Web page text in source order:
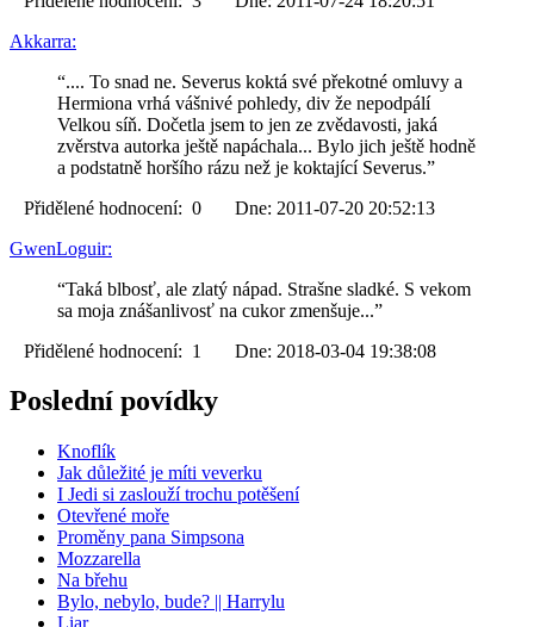
Akkarra:
“.... To snad ne. Severus koktá své překotné omluvy a
Hermiona vrhá vášnivé pohledy, div že nepodpálí
Velkou síň. Dočetla jsem to jen ze zvědavosti, jaká
zvěrstva autorka ještě napáchala... Bylo jich ještě hodně
a podstatně horšího rázu než je koktající Severus.”
Přidělené hodnocení: 0 Dne: 2011-07-20 20:52:13
GwenLoguir:
“Taká blbosť, ale zlatý nápad. Strašne sladké. S vekom
sa moja znášanlivosť na cukor zmenšuje...”
Přidělené hodnocení: 1 Dne: 2018-03-04 19:38:08
Poslední povídky
Knoflík
Jak důležité je míti veverku
I Jedi si zaslouží trochu potěšení
Otevřené moře
Proměny pana Simpsona
Mozzarella
Na břehu
Bylo, nebylo, bude? || Harrylu